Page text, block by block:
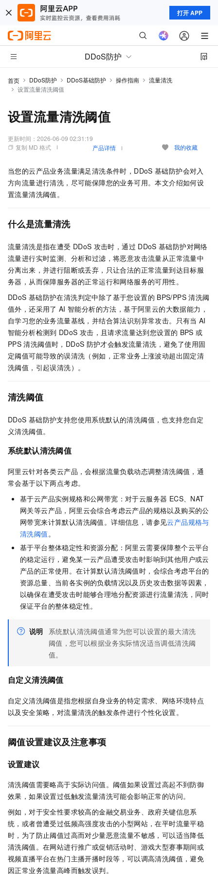
打开 APP
DDoS防护
首页 DDoS防护 DDoS基础防护 操作指南
流量清洗
设置流量清洗阈值
设置流量清洗阈值
更新时间： 2026-06-09 02:31:19
复制 MD 格式
产品详情 我的收藏
当您的云产品业务流量满足清洗条件时，DDoS 基础防护会对入
方向流量进行清洗，尽可能保障您的业务可用。本文介绍如何设
置流量清洗阈值。
什么是流量清洗
流量清洗是指在遭受 DDoS 攻击时，通过 DDoS 基础防护对网络
流量进行实时监测、分析和过滤，将恶意攻击流量从正常流量中
分离出来，并进行阻断或丢弃，只让合法的正常流量到达目标服
务器，从而保障服务器的正常运行和网络服务的可用性。
DDoS 基础防护在清洗判定中除了基于您设置的 BPS/PPS 清洗阈
值外，还采用了 AI 智能分析的方法，基于阿里云的大数据能力，
自学习您的业务流量基线，并结合算法识别异常攻击。只有当 AI
智能分析检测到 DDoS 攻击，且请求流量达到您设置的 BPS 或
PPS 清洗阈值时，DDoS 防护才会触发流量清洗，避免了使用固
定阈值可能导致的误清洗（例如，正常业务上涨波动超出固定清
洗阈值，引起误清洗）。
清洗阈值
DDoS 基础防护支持您使用系统默认的清洗阈值，也支持您自定
义清洗阈值。
系统默认清洗阈值
阿里云针对各类云产品，会根据流量负载动态调整清洗阈值，通
常会基于以下两点考虑。
基于云产品实例规格和公网带宽：对于云服务器 ECS、NAT
网关等云产品，阿里云会综合考虑云产品的规格以及购买的公
网带宽来计算默认清洗阈值。详细信息，请参见云产品规格与
清洗阈值 。
基于平台整体稳定性和资源分配：阿里云需要保障整个云平台
的稳定运行，避免某一云产品遭受攻击时影响到其他用户或云
产品的正常使用。在计算默认清洗阈值时，会综合考虑平台的
资源总量、当前各实例的负载情况以及历史攻击数据等因素，
以确保在遭受攻击时能够合理地分配资源进行流量清洗，同时
保证平台的整体稳定性。
说明
系统默认清洗阈值通常为您可以设置的最大清洗
阈值，您可以根据业务实际情况适当调低清洗阈
值。
自定义清洗阈值
自定义清洗阈值是指您根据自身业务的特定需求、网络环境特点
以及安全策略，对流量清洗的触发条件进行个性化设置。
阈值设置建议及注意事项
设置建议
清洗阈值需要略高于实际访问值。阈值如果设置过高起不到防御
效果，如果设置过低触发流量清洗可能会影响正常的访问。
例如，对于安全性要求较高的金融交易业务、政府关键信息系
统，或者曾遭受过低频高强度攻击的小型网站，在平时流量平稳
时，为了防止阈值过高而对少量恶意流量不敏感，可以适当降低
清洗阈值。在网站进行推广或促销活动时、游戏大型赛事期间或
视频直播平台在热门主播开播时段等，可以调高清洗阈值，避免
因正常业务流量高峰而触发误判。